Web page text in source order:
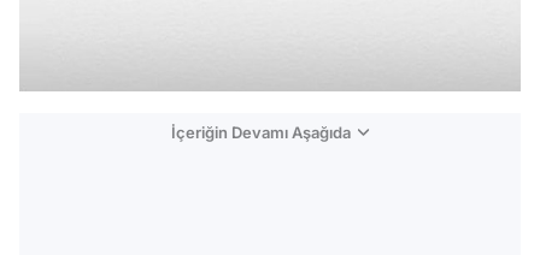
İçeriğin Devamı Aşağıda